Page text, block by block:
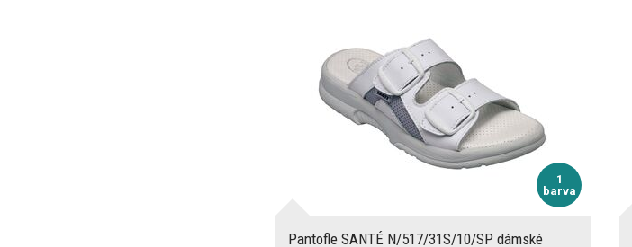
1
barva
Pantofle SANTÉ N/517/31S/10/SP dámské